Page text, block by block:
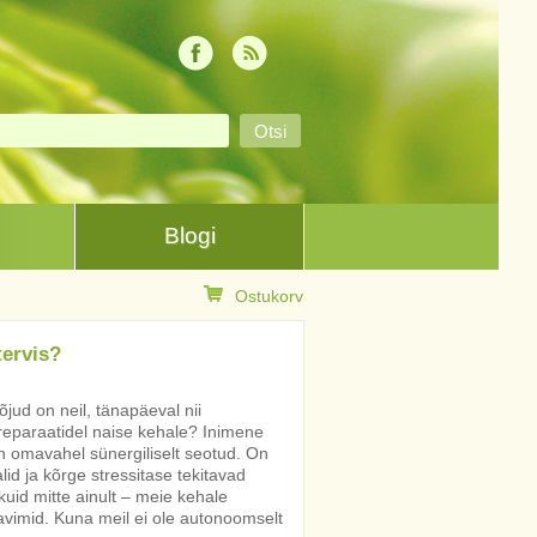
Blogi
Ostukorv
on neil, tänapäeval nii
naise kehale? Inimene
omavahel sünergiliselt seotud. On
ja kõrge stressitase tekitavad
mitte ainult – meie kehale
Kuna meil ei ole autonoomselt